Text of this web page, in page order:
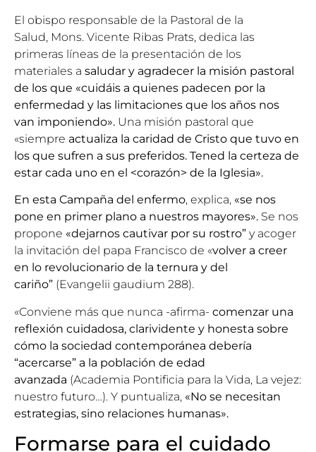
El obispo responsable de la Pastoral de la
Salud, Mons. Vicente Ribas Prats, dedica las
primeras líneas de la presentación de los
materiales a saludar y agradecer la misión pastoral
de los que «cuidáis a quienes padecen por la
enfermedad y las limitaciones que los años nos
van imponiendo». Una misión pastoral que
«siempre actualiza la caridad de Cristo que tuvo en
los que sufren a sus preferidos. Tened la certeza de
estar cada uno en el <corazón> de la Iglesia».
En esta Campaña del enfermo, explica, «se nos
pone en primer plano a nuestros mayores». Se nos
propone «dejarnos cautivar por su rostro” y acoger
la invitación del papa Francisco de «volver a creer
en lo revolucionario de la ternura y del
cariño” (Evangelii gaudium 288).
«Conviene más que nunca -afirma- comenzar una
reflexión cuidadosa, clarividente y honesta sobre
cómo la sociedad contemporánea debería
“acercarse” a la población de edad
avanzada (Academia Pontificia para la Vida, La vejez:
nuestro futuro…). Y puntualiza, «No se necesitan
estrategias, sino relaciones humanas».
Formarse para el cuidado